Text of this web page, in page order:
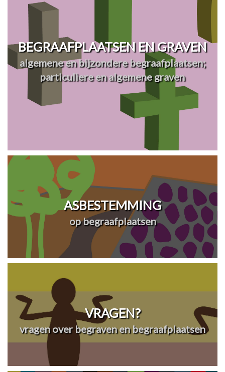
BEGRAAFPLAATSEN EN GRAVEN
algemene en bijzondere begraafplaatsen;
particuliere en algemene graven
ASBESTEMMING
op begraafplaatsen
VRAGEN?
vragen over begraven en begraafplaatsen